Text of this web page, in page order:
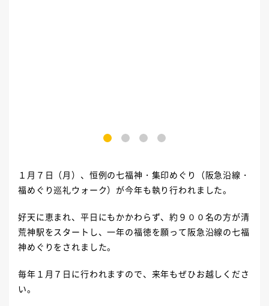
3 4
１月７日（月）、恒例の七福神・集印めぐり（阪急沿線・
福めぐり巡礼ウォーク）が今年も執り行われました。
好天に恵まれ、平日にもかかわらず、約９００名の方が清
荒神駅をスタートし、一年の福徳を願って阪急沿線の七福
神めぐりをされました。
毎年１月７日に行われますので、来年もぜひお越しくださ
い。